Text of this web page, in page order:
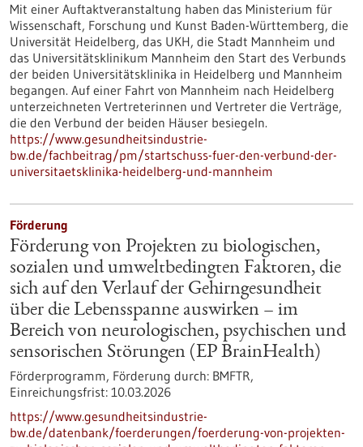
Mit einer Auftaktveranstaltung haben das Ministerium für
Wissenschaft, Forschung und Kunst Baden-Württemberg, die
Universität Heidelberg, das UKH, die Stadt Mannheim und
das Universitätsklinikum Mannheim den Start des Verbunds
der beiden Universitätsklinika in Heidelberg und Mannheim
begangen. Auf einer Fahrt von Mannheim nach Heidelberg
unterzeichneten Vertreterinnen und Vertreter die Verträge,
die den Verbund der beiden Häuser besiegeln.
https://www.gesundheitsindustrie-
bw.de/fachbeitrag/pm/startschuss-fuer-den-verbund-der-
universitaetsklinika-heidelberg-und-mannheim
Förderung
Förderung von Projekten zu biologischen,
sozialen und umweltbedingten Faktoren, die
sich auf den Verlauf der Gehirngesundheit
über die Lebensspanne auswirken – im
Bereich von neurologischen, psychischen und
sensorischen Störungen (EP BrainHealth)
Förderprogramm, Förderung durch: BMFTR,
Einreichungsfrist: 10.03.2026
https://www.gesundheitsindustrie-
bw.de/datenbank/foerderungen/foerderung-von-projekten-